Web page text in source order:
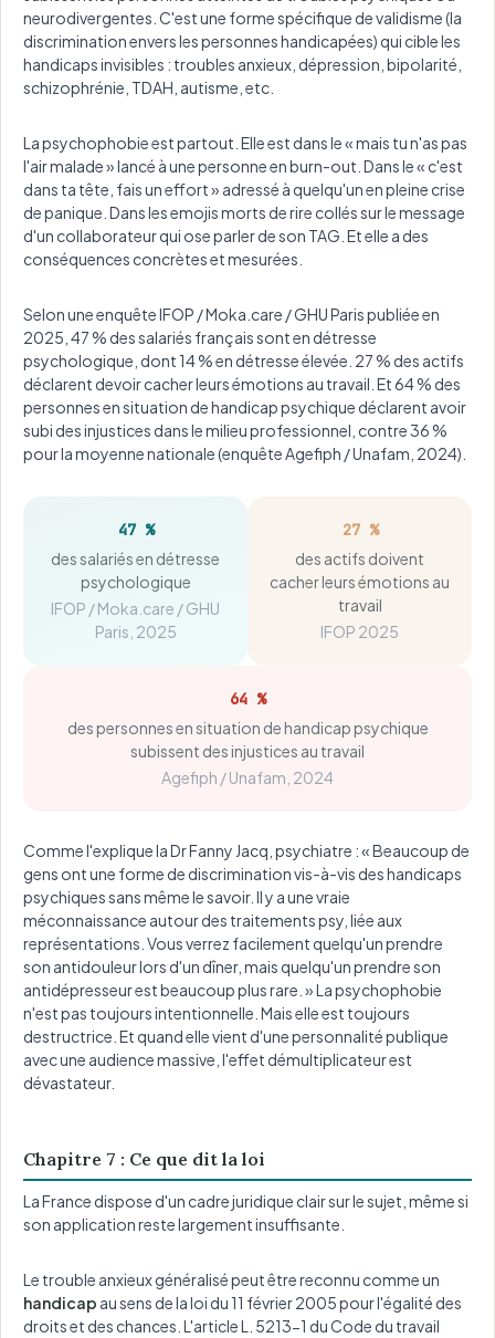
neurodivergentes. C'est une forme spécifique de validisme (la
discrimination envers les personnes handicapées) qui cible les
handicaps invisibles : troubles anxieux, dépression, bipolarité,
schizophrénie, TDAH, autisme, etc.
La psychophobie est partout. Elle est dans le « mais tu n'as pas
l'air malade » lancé à une personne en burn-out. Dans le « c'est
dans ta tête, fais un effort » adressé à quelqu'un en pleine crise
de panique. Dans les emojis morts de rire collés sur le message
d'un collaborateur qui ose parler de son TAG. Et elle a des
conséquences concrètes et mesurées.
Selon une enquête IFOP / Moka.care / GHU Paris publiée en
2025, 47 % des salariés français sont en détresse
psychologique, dont 14 % en détresse élevée. 27 % des actifs
déclarent devoir cacher leurs émotions au travail. Et 64 % des
personnes en situation de handicap psychique déclarent avoir
subi des injustices dans le milieu professionnel, contre 36 %
pour la moyenne nationale (enquête Agefiph / Unafam, 2024).
47 %
des salariés en détresse
psychologique
IFOP / Moka.care / GHU
Paris, 2025
27 %
des actifs doivent
cacher leurs émotions au
travail
IFOP 2025
64 %
des personnes en situation de handicap psychique
subissent des injustices au travail
Agefiph / Unafam, 2024
Comme l'explique la Dr Fanny Jacq, psychiatre : « Beaucoup de
gens ont une forme de discrimination vis-à-vis des handicaps
psychiques sans même le savoir. Il y a une vraie
méconnaissance autour des traitements psy, liée aux
représentations. Vous verrez facilement quelqu'un prendre
son antidouleur lors d'un dîner, mais quelqu'un prendre son
antidépresseur est beaucoup plus rare. » La psychophobie
n'est pas toujours intentionnelle. Mais elle est toujours
destructrice. Et quand elle vient d'une personnalité publique
avec une audience massive, l'effet démultiplicateur est
dévastateur.
Chapitre 7 : Ce que dit la loi
La France dispose d'un cadre juridique clair sur le sujet, même si
son application reste largement insuffisante.
Le trouble anxieux généralisé peut être reconnu comme un
handicap au sens de la loi du 11 février 2005 pour l'égalité des
droits et des chances. L'article L. 5213-1 du Code du travail